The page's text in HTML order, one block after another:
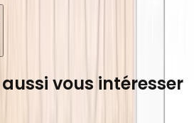
vous intéresser